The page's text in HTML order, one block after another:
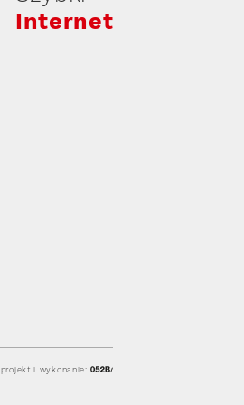
Internet
projekt i wykonanie: